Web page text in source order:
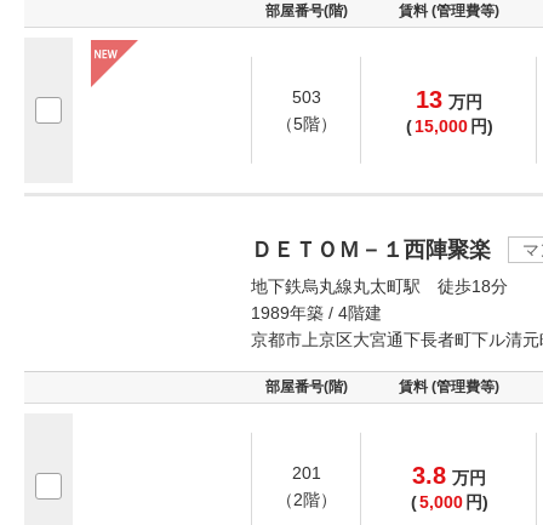
部屋番号(階) 賃料 (管理費等)
503
（5階）
13 万円
( 15,000 円)
ＤＥＴＯＭ－１西陣聚楽
地下鉄烏丸線丸太町駅 徒歩18分
1989年築 / 4階建
京都市上京区大宮通下長者町下ル清元
部屋番号(階) 賃料 (管理費等)
201
（2階）
3.8 万円
(5,000 円)